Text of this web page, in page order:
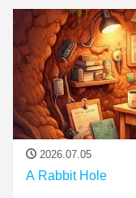
2026.07.05
A Rabbit Hole